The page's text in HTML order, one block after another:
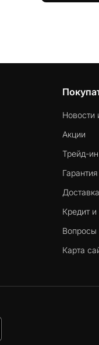
Новости
Акции
Трейд-ин
Кредит
Вопросы
Карта